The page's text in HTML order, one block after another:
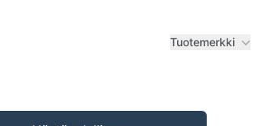
Tuotemerkki